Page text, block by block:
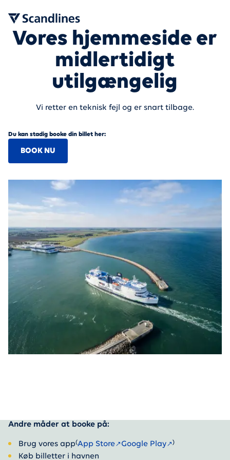
Vores hjemmeside er
midlertidigt
utilgængelig
Vi retter en teknisk fejl og er snart tilbage.
Du kan stadig booke din billet her:
BOOK NU
Andre måder at booke på:
Brug vores app(App Store Google Play )
Køb billetter i havnen